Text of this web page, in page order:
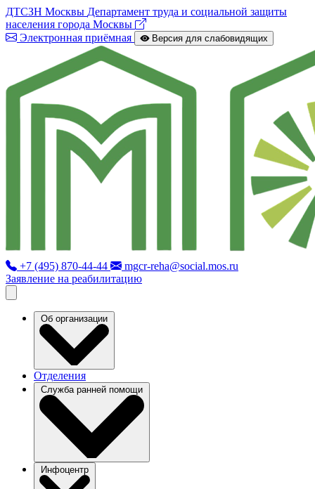
ДТСЗН Москвы Департамент труда и социальной защиты
населения города Москвы
Электронная приёмная
Версия для слабовидящих
+7 (495) 870-44-44
mgcr-reha@social.mos.ru
Заявление на реабилитацию
Об организации
Отделения
Служба ранней помощи
Инфоцентр